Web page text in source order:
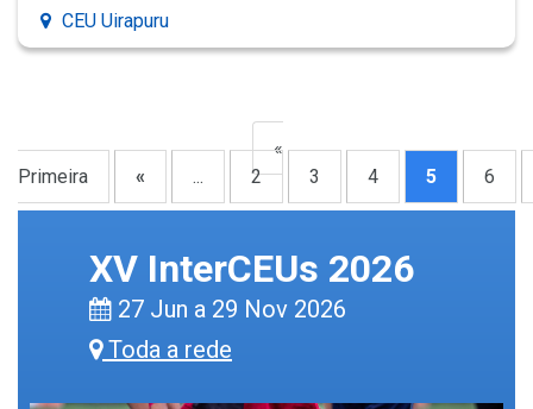
CEU Uirapuru
«
Primeira
« ... 2 3 4 5 6
XV InterCEUs 2026
27 Jun a 29 Nov 2026
Toda a rede